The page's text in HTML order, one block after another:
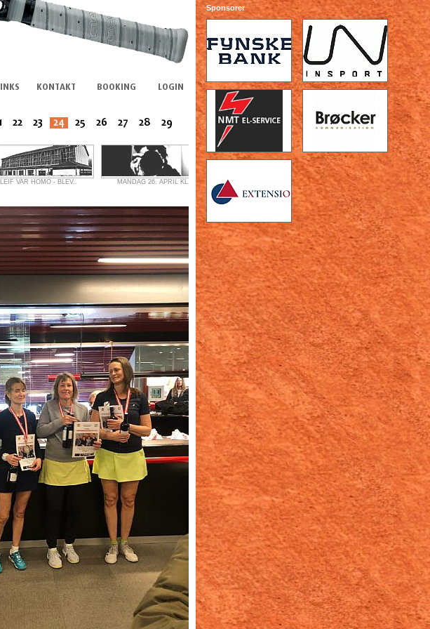
LEIF VAR HOMO - BLEV.. MANDAG 26. APRIL KL...
Sponsorer